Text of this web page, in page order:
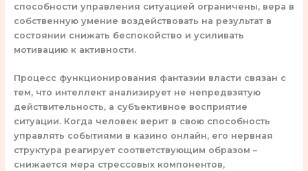
способности управления ситуацией ограничены, вера в
собственную умение воздействовать на результат в
состоянии снижать беспокойство и усиливать
мотивацию к активности.
Процесс функционирования фантазии власти связан с
тем, что интеллект анализирует не непредвзятую
действительность, а субъективное восприятие
ситуации. Когда человек верит в свою способность
управлять событиями в казино онлайн, его нервная
структура реагирует соответствующим образом –
снижается мера стрессовых компонентов,